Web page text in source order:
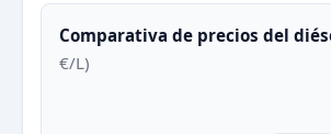
Comparativa de precios del
€/L)